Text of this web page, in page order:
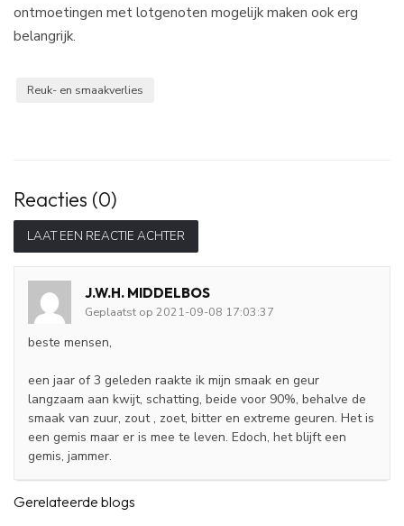
ontmoetingen met lotgenoten mogelijk maken ook erg
belangrijk.
Reuk- en smaakverlies
Reacties (0)
LAAT EEN REACTIE ACHTER
J.W.H. MIDDELBOS
Geplaatst op 2021-09-08 17:03:37
beste mensen,
een jaar of 3 geleden raakte ik mijn smaak en geur
langzaam aan kwijt, schatting, beide voor 90%, behalve de
smaak van zuur, zout , zoet, bitter en extreme geuren. Het is
een gemis maar er is mee te leven. Edoch, het blijft een
gemis, jammer.
Gerelateerde blogs